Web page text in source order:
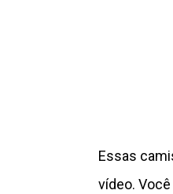
Essas
vídeo.